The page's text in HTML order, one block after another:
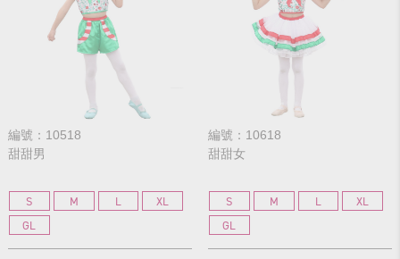
編號：10518
甜甜男
S M L
XL
GL
編號：10618
甜甜女
S M L
XL
GL